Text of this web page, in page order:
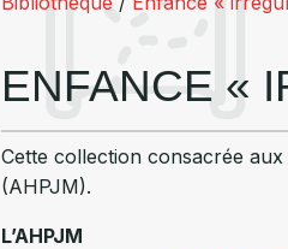
ENFANCE «
Cette collection consacrée
(AHPJM).
L’AHPJM